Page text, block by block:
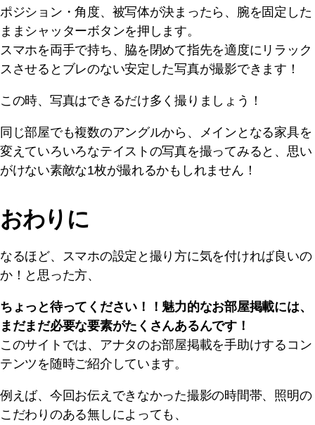
ポジション・角度、被写体が決まったら、腕を固定した
ままシャッターボタンを押します。
スマホを両手で持ち、脇を閉めて指先を適度にリラック
スさせるとブレのない安定した写真が撮影できます！
この時、写真はできるだけ多く撮りましょう！
同じ部屋でも複数のアングルから、メインとなる家具を
変えていろいろなテイストの写真を撮ってみると、思い
がけない素敵な1枚が撮れるかもしれません！
おわりに
なるほど、スマホの設定と撮り方に気を付ければ良いの
か！と思った方、
ちょっと待ってください！！魅力的なお部屋掲載には、
まだまだ必要な要素がたくさんあるんです！
このサイトでは、アナタのお部屋掲載を手助けするコン
テンツを随時ご紹介しています。
例えば、今回お伝えできなかった撮影の時間帯、照明の
こだわりのある無しによっても、